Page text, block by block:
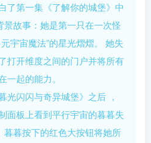
了第一集《了解你的城堡》中
景故事：她是第一只在一次怪
宇宙魔法”的星光熠熠。 她失
打开维度之间的门户并将所有
一起的能力。
光闪闪与奇异城堡》之后 ，
面板上看到平行宇宙的暮暮失
暮暮按下的红色大按钮将她所